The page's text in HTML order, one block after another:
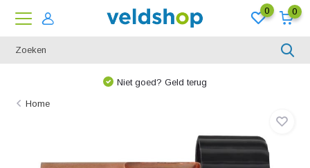
0 0
Niet goed? Geld terug
Home